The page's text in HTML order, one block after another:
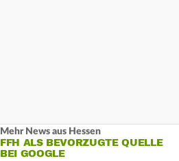
Mehr News aus Hessen
FFH ALS BEVORZUGTE QUELLE
BEI GOOGLE